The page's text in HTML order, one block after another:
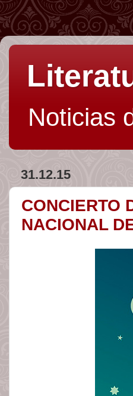
Noticias
31.12.15
CONCIERTO
NACIONAL